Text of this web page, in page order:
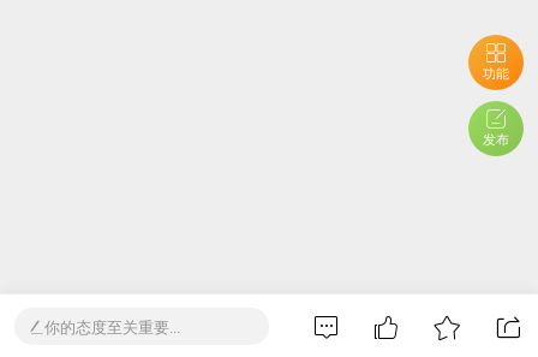
功能
发布
你的态度至关重要...